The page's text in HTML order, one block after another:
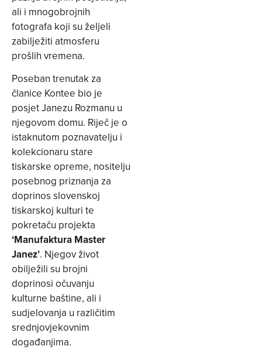
ali i mnogobrojnih
fotografa koji su željeli
zabilježiti atmosferu
prošlih vremena.
Poseban trenutak za
članice Kontee bio je
posjet Janezu Rozmanu u
njegovom domu. Riječ je o
istaknutom poznavatelju i
kolekcionaru stare
tiskarske opreme, nositelju
posebnog priznanja za
doprinos slovenskoj
tiskarskoj kulturi te
pokretaču projekta
‘Manufaktura Master
Janez’. Njegov život
obilježili su brojni
doprinosi očuvanju
kulturne baštine, ali i
sudjelovanja u različitim
srednjovjekovnim
događanjima.